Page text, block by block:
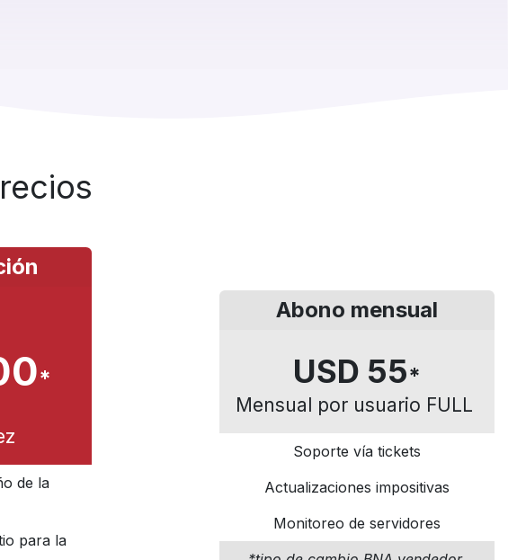
*
de la
para la
Abono mensual
USD 55*
Mensual por usuario FULL
Soporte vía tickets
Actualizaciones impositivas
Monitoreo de servidores